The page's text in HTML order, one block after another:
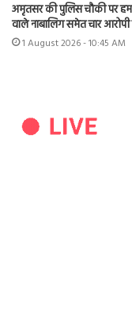
अमृतसर की पुलिस चौकी पर
वाले नाबालिग समेत चार आरोपी
1 August 2026 - 10:45 AM